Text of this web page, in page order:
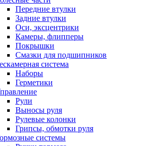
Передние втулки
Задние втулки
Оси, эксцентрики
Камеры, флипперы
Покрышки
Смазки для подшипников
система
Наборы
Герметики
Рули
Выносы руля
Рулевые колонки
Грипсы, обмотки руля
системы